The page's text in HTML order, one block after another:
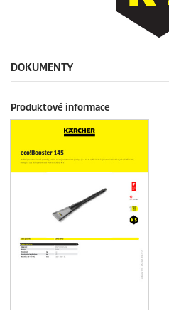
DOKUMENTY
Produktové informace